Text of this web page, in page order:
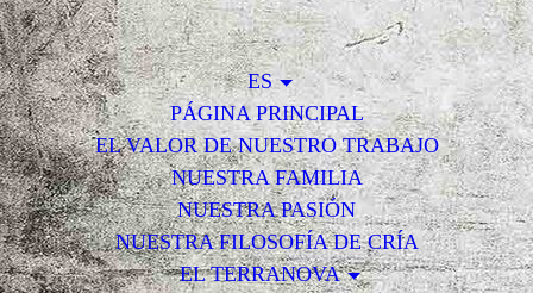
ES
PÁGINA PRINCIPAL
EL VALOR DE NUESTRO TRABAJO
NUESTRA FAMILIA
NUESTRA PASIÓN
NUESTRA FILOSOFÍA DE CRÍA
EL TERRANOVA